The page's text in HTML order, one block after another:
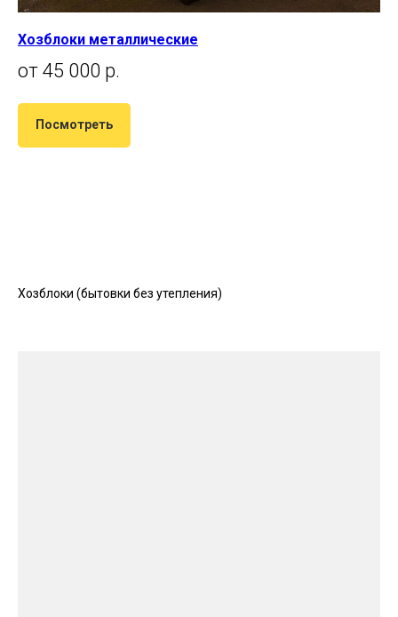
Хозблоки металлические
от 45 000 р.
Посмотреть
Хозблоки (бытовки без утепления)